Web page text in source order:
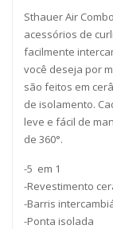
Sthauer Air
acessórios de
facilmente
você deseja por
são feitos em
de isolamento.
leve e fácil de
de 360°.
-5 em 1
-Revestimento
-Barris
-Ponta isolada